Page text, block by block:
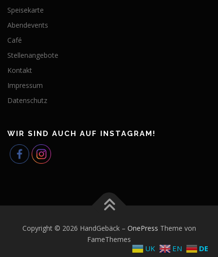
Speisekarte
Abendevents
Café
Stellenangebote
Kontakt
Impressum
Datenschutz
WIR SIND AUCH AUF INSTAGRAM!
Copyright © 2026 HandGebäck – OnePress Theme von
FameThemes
UK EN DE